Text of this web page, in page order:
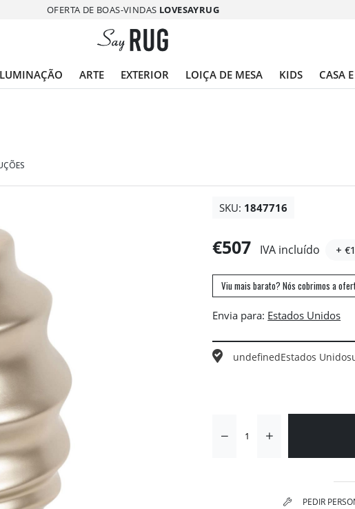
OFERTA DE BOAS-VINDAS LOVESAYRUG
ARTE EXTERIOR LOIÇA DE MESA KIDS CASA
SKU: 1847716
€507 IVA incluído +
Viu mais barato? Nós cobrimos a
Envia para:
undefinedEstados Unidos
PEDIR